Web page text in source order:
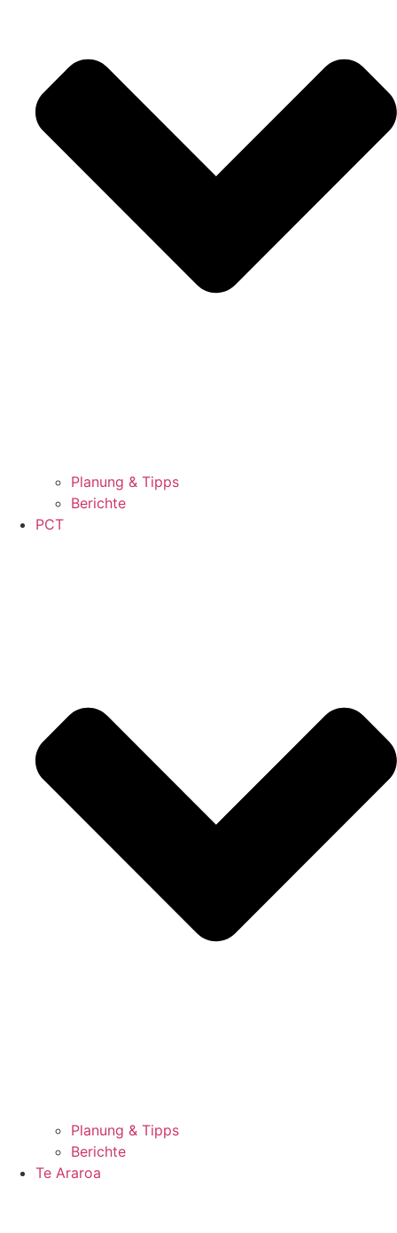
Planung & Tipps
Berichte
PCT
Planung & Tipps
Berichte
Te Araroa